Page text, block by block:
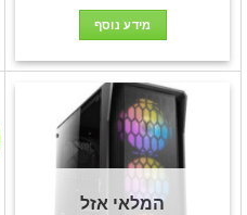
מידע נוסף
המלאי אזל